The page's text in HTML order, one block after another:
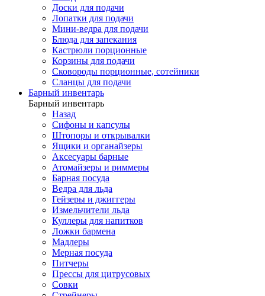
Доски для подачи
Лопатки для подачи
Мини-ведра для подачи
Блюда для запекания
Кастрюли порционные
Корзины для подачи
Сковороды порционные, сотейники
Сланцы для подачи
Барный инвентарь
Барный инвентарь
Назад
Сифоны и капсулы
Штопоры и открывалки
Ящики и органайзеры
Аксесуары барные
Атомайзеры и риммеры
Барная посуда
Ведра для льда
Гейзеры и джиггеры
Измельчители льда
Куллеры для напитков
Ложки бармена
Мадлеры
Мерная посуда
Питчеры
Прессы для цитрусовых
Совки